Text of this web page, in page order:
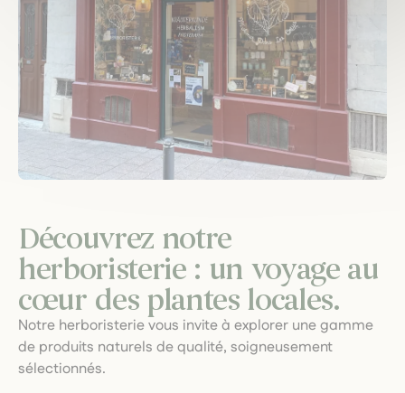
Découvrez notre
herboristerie : un voyage au
cœur des plantes locales.
Notre herboristerie vous invite à explorer une gamme
de produits naturels de qualité, soigneusement
sélectionnés.